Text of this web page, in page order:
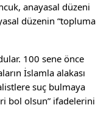
anayasal düzeni
düzenin “topluma
100 sene önce
İslamla alakası
suç bulmaya
bol olsun” ifadelerini